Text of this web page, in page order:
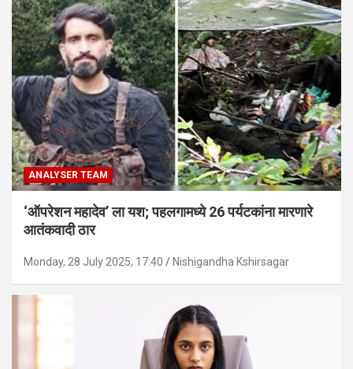
ANALYSER TEAM
‘ऑपरेशन महादेव’ ला यश; पहलगामध्ये 26 पर्यटकांना मारणारे
आतंकवादी ठार
Monday, 28 July 2025, 17:40 Nishigandha Kshirsagar